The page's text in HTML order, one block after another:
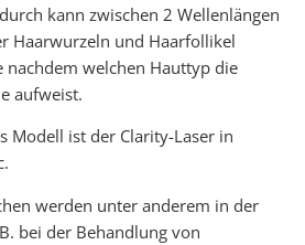
kann zwischen 2 Wellenlängen
Haarwurzeln und Haarfollikel
nachdem welchen Hauttyp die
aufweist.
Modell ist der Clarity-Laser in
werden unter anderem in der
bei der Behandlung von